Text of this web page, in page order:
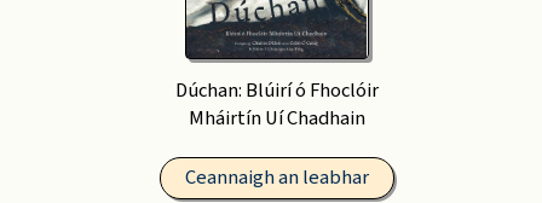
Dúchan: Blúirí ó Fhoclóir
Mháirtín Uí Chadhain
Ceannaigh an leabhar